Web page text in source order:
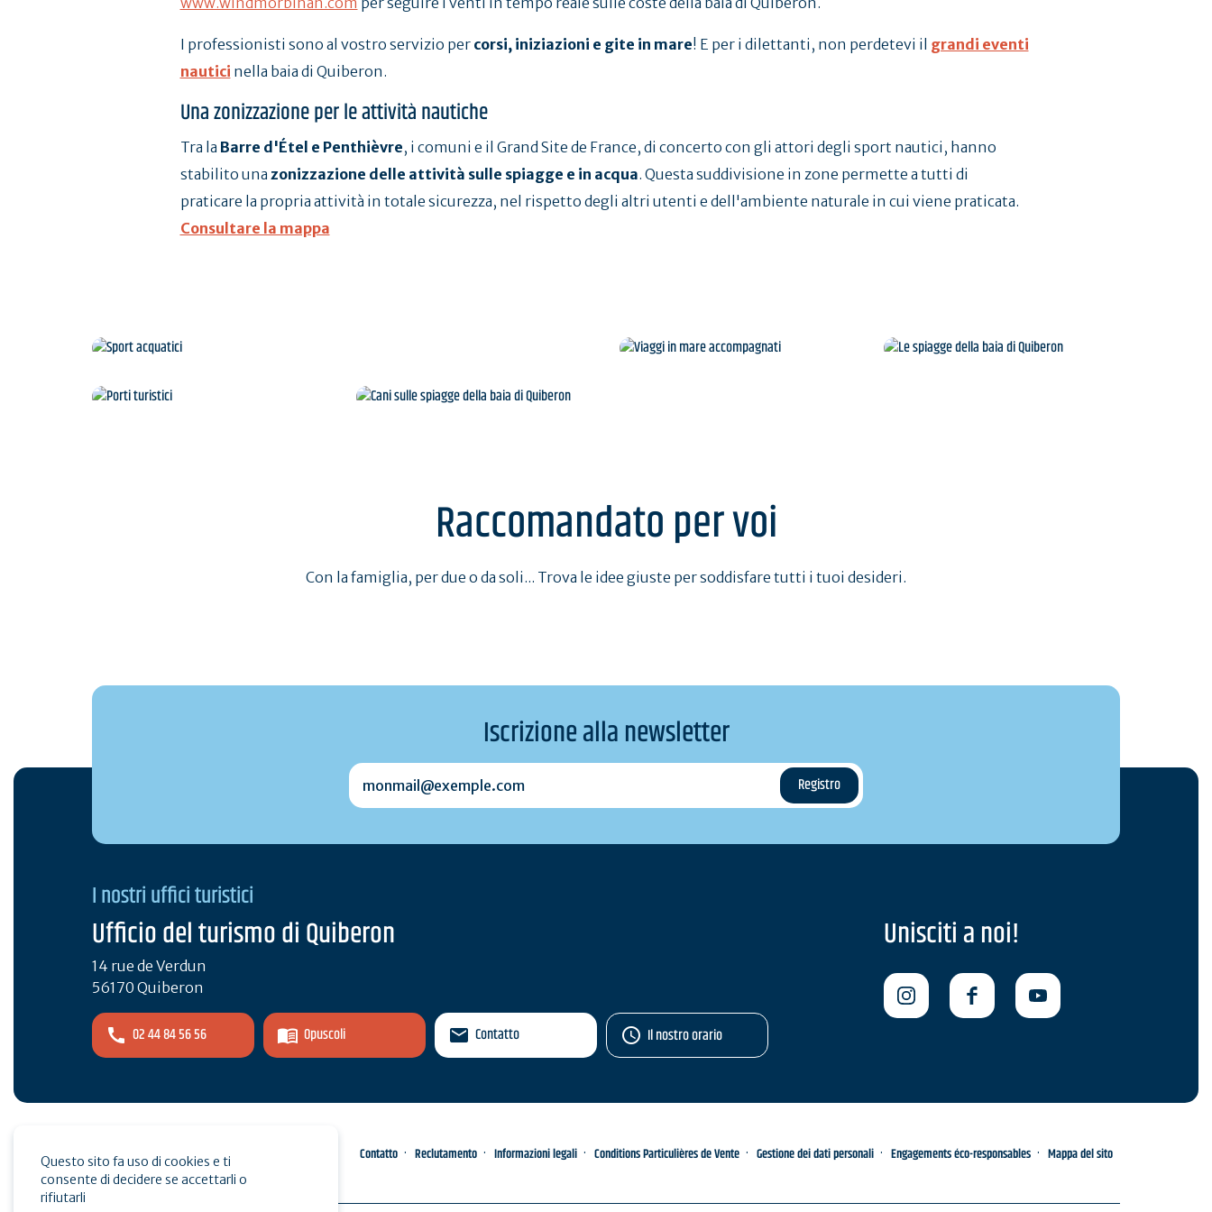
I professionisti sono al vostro servizio per corsi, iniziazioni e gite in mare! E per i dilettanti, non perdetevi il grandi eventi
nautici nella baia di Quiberon.
Una zonizzazione per le attività nautiche
Tra la Barre d'Étel e Penthièvre, i comuni e il Grand Site de France, di concerto con gli attori degli sport nautici, hanno
stabilito una zonizzazione delle attività sulle spiagge e in acqua. Questa suddivisione in zone permette a tutti di
praticare la propria attività in totale sicurezza, nel rispetto degli altri utenti e dell'ambiente naturale in cui viene praticata.
Consultare la mappa
Sport acquatici
Raccomandato per voi
Con la famiglia, per due o da soli... Trova le idee giuste per soddisfare tutti i tuoi desideri.
Iscrizione alla newsletter
monmail@exemple.com
I nostri uffici turistici
Ufficio del turismo di Quiberon
14 rue de Verdun
56170 Quiberon
02 44 84 56 56 Opuscoli Contatto Il nostro orario
Unisciti a noi!
Spazio pro Stampa Contatto Reclutamento Informazioni legali Conditions Particulières de Vente Gestione dei dati personali Engagements éco-responsables Mappa del sito
Questo sito fa uso di cookies e ti
consente di decidere se accettarli o
rifiutarli